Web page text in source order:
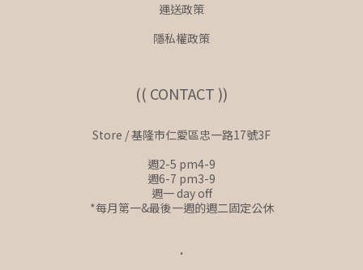
運送政策
隱私權政策
(( CONTACT ))
Store / 基隆市仁愛區忠一路17號3F
週2-5 pm4-9
週6-7 pm3-9
週一 day off
*每月第一&最後一週的週二固定公休
.